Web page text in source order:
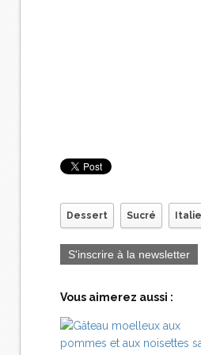
Dessert Sucré Italie
S'inscrire à la newsletter
Vous aimerez aussi :